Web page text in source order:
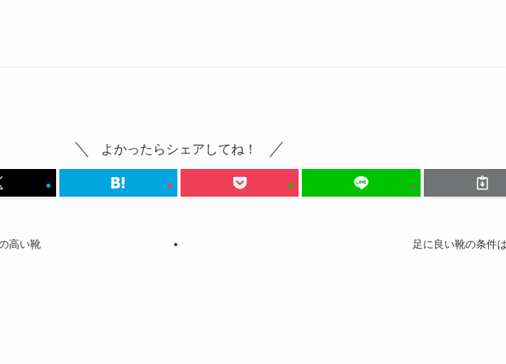
よかったらシェアしてね！
高い靴 足に良い靴の条件